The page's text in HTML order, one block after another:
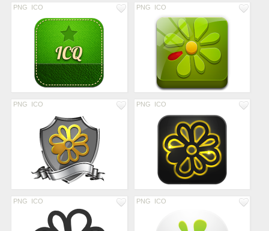
PNG ICO PNG ICO
PNG ICO PNG ICO
PNG ICO PNG ICO